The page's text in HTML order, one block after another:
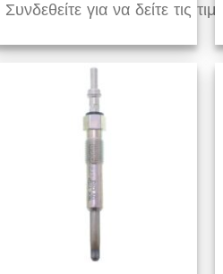
Συνδεθείτε για να δείτε τις τιμές